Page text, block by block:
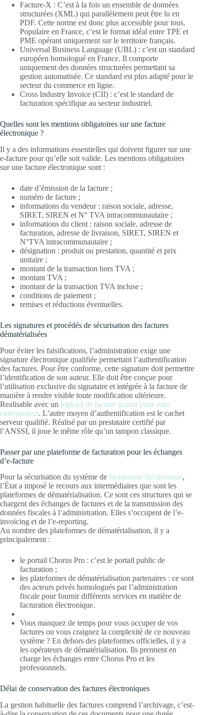
Facture-X : C’est à la fois un ensemble de données
structurées (XML) qui parallèlement peut être lu en
PDF. Cette norme est donc plus accessible pour tous.
Populaire en France, c’est le format idéal entre TPE et
PME opérant uniquement sur le territoire français.
Universal Business Language (UBL) : c’est un standard
européen homologué en France. Il comporte
uniquement des données structurées permettant sa
gestion automatisée. Ce standard est plus adapté pour le
secteur du commerce en ligne.
Cross Industry Invoice (CII) : c’est le standard de
facturation spécifique au secteur industriel.
Quelles sont les mentions obligatoires sur une facture
électronique ?
Il y a des informations essentielles qui doivent figurer sur une
e-facture pour qu’elle soit valide. Les mentions obligatoires
sur une facture électronique sont :
date d’émission de la facture ;
numéro de facture ;
informations du vendeur : raison sociale, adresse,
SIRET, SIREN et N° TVA intracommunautaire ;
informations du client : raison sociale, adresse de
facturation, adresse de livraison, SIRET, SIREN et
N°TVA intracommunautaire ;
désignation : produit ou prestation, quantité et prix
unitaire ;
montant de la transaction hors TVA ;
montant TVA ;
montant de la transaction TVA incluse ;
conditions de paiement ;
remises et réductions éventuelles.
Les signatures et procédés de sécurisation des factures
dématérialisées
Pour éviter les falsifications, l’administration exige une
signature électronique qualifiée permettant l’authentification
des factures. Pour être conforme, cette signature doit permettre
l’identification de son auteur. Elle doit être conçue pour
l’utilisation exclusive du signataire et intégrée à la facture de
manière à rendre visible toute modification ultérieure.
Realisable avec un logiciel de facture gratuit pour auto
entrepreneur. L’autre moyen d’authentification est le cachet
serveur qualifié. Réalisé par un prestataire certifié par
l’ANSSI, il joue le même rôle qu’un tampon classique.
Passer par une plateforme de facturation pour les échanges
d’e-facture
Pour la sécurisation du système de facturation électronique,
l’État a imposé le recours aux intermédiaires que sont les
plateformes de dématérialisation. Ce sont ces structures qui se
chargent des échanges de factures et de la transmission des
données fiscales à l’administration. Elles s’occupent de l’e-
invoicing et de l’e-reporting.
Au nombre des plateformes de dématérialisation, il y a
principalement :
le portail Chorus Pro : c’est le portail public de
facturation ;
les plateformes de dématérialisation partenaires : ce sont
des acteurs privés homologués par l’administration
fiscale pour fournir différents services en matière de
facturation électronique.
Vous manquez de temps pour vous occuper de vos
factures ou vous craignez la complexité de ce nouveau
système ? En dehors des plateformes officielles, il y a
les opérateurs de dématérialisation. Ils prennent en
charge les échanges entre Chorus Pro et les
professionnels.
Délai de conservation des factures électroniques
La gestion habituelle des factures comprend l’archivage, c’est-